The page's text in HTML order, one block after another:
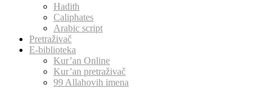
Hadith
Caliphates
Arabic script
Pretraživač
E-biblioteka
Kur’an Online
Kur’an pretraživač
99 Allahovih imena